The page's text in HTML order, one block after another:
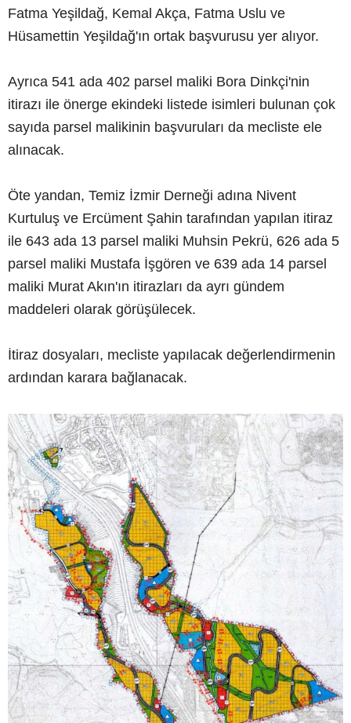
Fatma Yeşildağ, Kemal Akça, Fatma Uslu ve
Hüsamettin Yeşildağ'ın ortak başvurusu yer alıyor.
Ayrıca 541 ada 402 parsel maliki Bora Dinkçi'nin
itirazı ile önerge ekindeki listede isimleri bulunan çok
sayıda parsel malikinin başvuruları da mecliste ele
alınacak.
Öte yandan, Temiz İzmir Derneği adına Nivent
Kurtuluş ve Ercüment Şahin tarafından yapılan itiraz
ile 643 ada 13 parsel maliki Muhsin Pekrü, 626 ada 5
parsel maliki Mustafa İşgören ve 639 ada 14 parsel
maliki Murat Akın'ın itirazları da ayrı gündem
maddeleri olarak görüşülecek.
İtiraz dosyaları, mecliste yapılacak değerlendirmenin
ardından karara bağlanacak.